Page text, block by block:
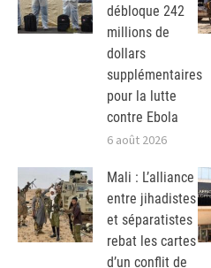
débloque 242
millions de
dollars
supplémentaires
pour la lutte
contre Ebola
6 août 2026
Mali : L’alliance
entre jihadistes
et séparatistes
rebat les cartes
d’un conflit de